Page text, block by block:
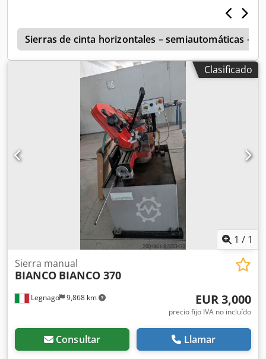
Sierras de cinta horizontales – semiautomáticas –
Clasificado
1 / 1
Legnago 9,868 km
Sierra manual
BIANCO BIANCO 370
EUR 3,000
precio fijo IVA no incluído
Consultar Llamar